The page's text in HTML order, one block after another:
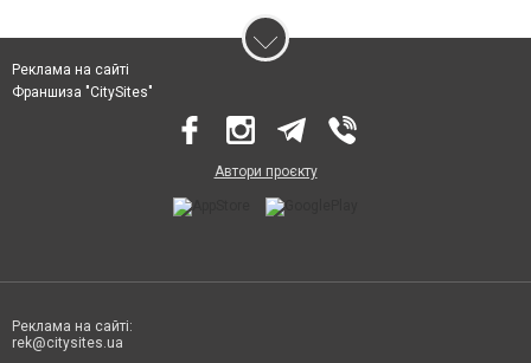
Реклама на сайті
Франшиза "CitySites"
Автори проєкту
Реклама на сайті:
rek@citysites.ua